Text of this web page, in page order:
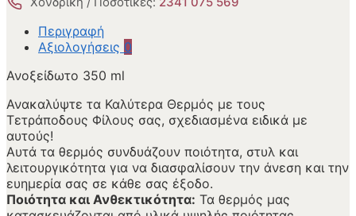
Περιγραφή
Αξιολογήσεις 0
Ανοξείδωτο 350 ml
Ανακαλύψτε τα Καλύτερα Θερμός με τους
Τετράποδους Φίλους σας, σχεδιασμένα ειδικά με
αυτούς!
Αυτά τα θερμός συνδυάζουν ποιότητα, στυλ και
λειτουργικότητα για να διασφαλίσουν την άνεση και την
ευημερία σας σε κάθε σας έξοδο.
Ποιότητα και Ανθεκτικότητα: Τα θερμός μας